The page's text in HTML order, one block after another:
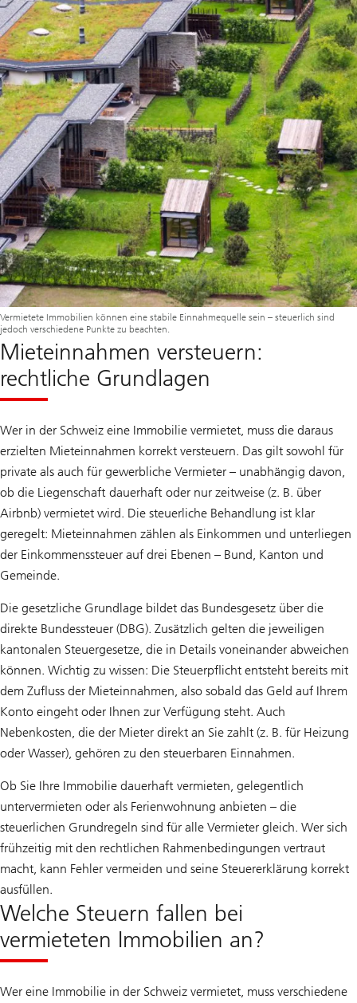
Vermietete Immobilien können eine stabile Einnahmequelle sein – steuerlich sind
jedoch verschiedene Punkte zu beachten.
Mieteinnahmen versteuern:
rechtliche Grundlagen
Wer in der Schweiz eine Immobilie vermietet, muss die daraus
erzielten Mieteinnahmen korrekt versteuern. Das gilt sowohl für
private als auch für gewerbliche Vermieter – unabhängig davon,
ob die Liegenschaft dauerhaft oder nur zeitweise (z. B. über
Airbnb) vermietet wird. Die steuerliche Behandlung ist klar
geregelt: Mieteinnahmen zählen als Einkommen und unterliegen
der Einkommenssteuer auf drei Ebenen – Bund, Kanton und
Gemeinde.
Die gesetzliche Grundlage bildet das Bundesgesetz über die
direkte Bundessteuer (DBG). Zusätzlich gelten die jeweiligen
kantonalen Steuergesetze, die in Details voneinander abweichen
können. Wichtig zu wissen: Die Steuerpflicht entsteht bereits mit
dem Zufluss der Mieteinnahmen, also sobald das Geld auf Ihrem
Konto eingeht oder Ihnen zur Verfügung steht. Auch
Nebenkosten, die der Mieter direkt an Sie zahlt (z. B. für Heizung
oder Wasser), gehören zu den steuerbaren Einnahmen.
Ob Sie Ihre Immobilie dauerhaft vermieten, gelegentlich
untervermieten oder als Ferienwohnung anbieten – die
steuerlichen Grundregeln sind für alle Vermieter gleich. Wer sich
frühzeitig mit den rechtlichen Rahmenbedingungen vertraut
macht, kann Fehler vermeiden und seine Steuererklärung korrekt
ausfüllen.
Welche Steuern fallen bei
vermieteten Immobilien an?
Wer eine Immobilie in der Schweiz vermietet, muss verschiedene